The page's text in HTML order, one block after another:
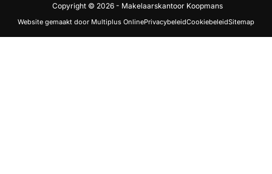
Copyright © 2026 - Makelaarskantoor Koopmans
Website gemaakt door Multiplus OnlinePrivacybeleidCookiebeleidSitemap